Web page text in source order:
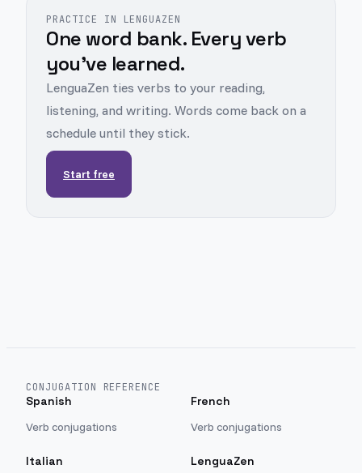
PRACTICE IN LENGUAZEN
One word bank. Every verb
you've learned.
LenguaZen ties verbs to your reading,
listening, and writing. Words come back on a
schedule until they stick.
Start free
CONJUGATION REFERENCE
Spanish
Verb conjugations
French
Verb conjugations
Italian LenguaZen